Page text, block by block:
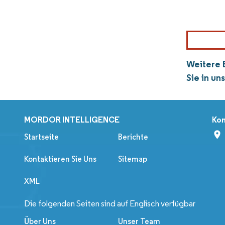
Weitere
Sie in
MORDOR INTELLIGENCE
Startseite Berichte
Kontaktieren Sie Uns Sitemap
XML
Die folgenden Seiten sind auf Englisch verfügbar
Über Uns Unser Team